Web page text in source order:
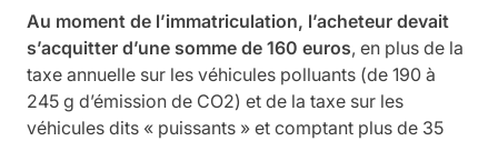
Au moment de l’immatriculation, l’acheteur devait
s’acquitter d’une somme de 160 euros, en plus de la
taxe annuelle sur les véhicules polluants (de 190 à
245 g d’émission de CO2) et de la taxe sur les
véhicules dits « puissants » et comptant plus de 35